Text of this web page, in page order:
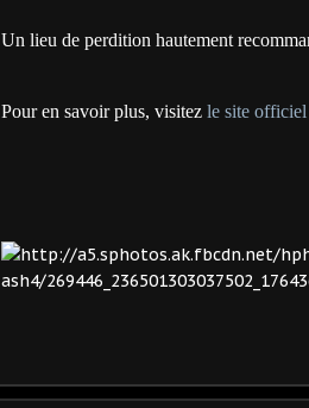
Un lieu de perdition hautement
Pour en savoir plus, visitez le site